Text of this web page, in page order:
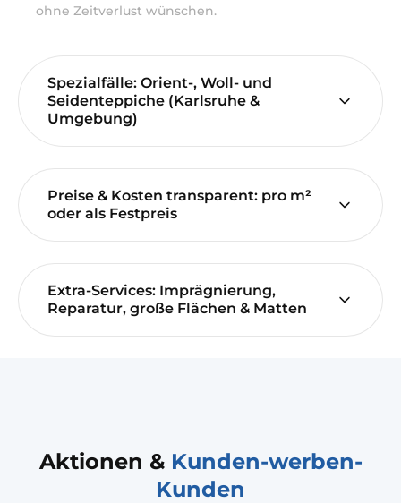
ohne Zeitverlust wünschen.
Spezialfälle: Orient-, Woll- und
Seidenteppiche (Karlsruhe &
Umgebung)
Preise & Kosten transparent: pro m²
oder als Festpreis
Extra-Services: Imprägnierung,
Reparatur, große Flächen & Matten
Aktionen & Kunden-werben-
Kunden